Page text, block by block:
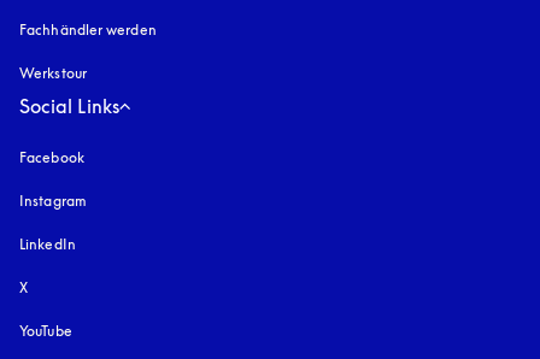
Fachhändler werden
Werkstour
Social Links
Facebook
Instagram
LinkedIn
X
YouTube